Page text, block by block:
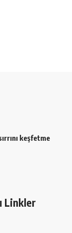
keşfetme
Linkler